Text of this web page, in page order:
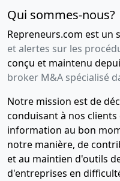
Qui sommes-nous?
Repreneurs.com est un
et alertes sur les
conçu et maintenu
broker M&A spécialisé
Notre mission est de
conduisant à nos
information au bon
notre manière, de
et au maintien d'outils
d'entreprises en